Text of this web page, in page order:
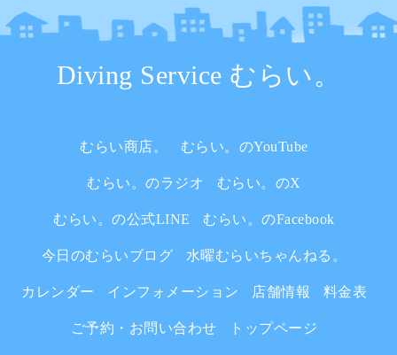
Diving Service むらい。
むらい商店。 むらい。のYouTube
むらい。のラジオ むらい。のX
むらい。の公式LINE むらい。のFacebook
今日のむらいブログ 水曜むらいちゃんねる。
カレンダー インフォメーション 店舗情報 料金表
ご予約・お問い合わせ トップページ